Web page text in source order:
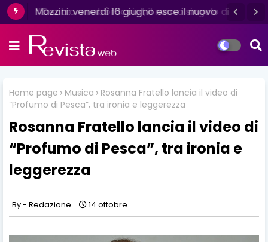
Mazzini: venerdì 16 giugno esce il nuovo
Home page Musica
Rosanna Fratello lancia il video di
“Profumo di Pesca”, tra ironia e leggerezza
Rosanna Fratello lancia il video di
“Profumo di Pesca”, tra ironia e
leggerezza
Redazione 14 ottobre